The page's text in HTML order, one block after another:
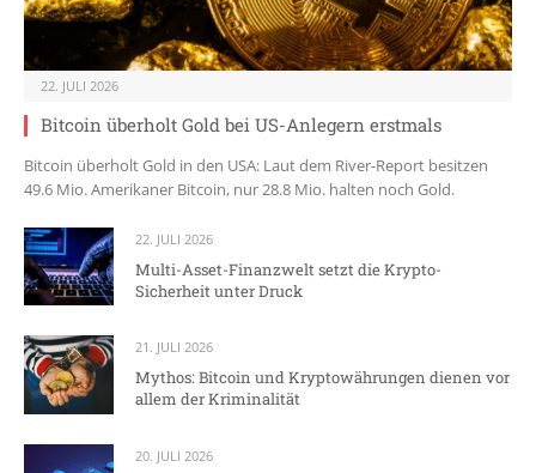
22. JULI 2026
Bitcoin überholt Gold bei US-Anlegern erstmals
Bitcoin überholt Gold in den USA: Laut dem River-Report besitzen
49.6 Mio. Amerikaner Bitcoin, nur 28.8 Mio. halten noch Gold.
22. JULI 2026
Multi-Asset-Finanzwelt setzt die Krypto-
Sicherheit unter Druck
21. JULI 2026
Mythos: Bitcoin und Kryptowährungen dienen vor
allem der Kriminalität
20. JULI 2026